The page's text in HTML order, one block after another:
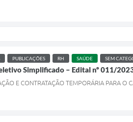
PUBLICAÇÕES RH SAÚDE SEM
Simplificado – Edital nº 011/
E CONTRATAÇÃO TEMPORÁRIA PARA